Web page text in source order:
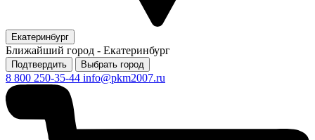
Екатеринбург
Ближайший город - Екатеринбург
Подтвердить Выбрать город
8 800 250-35-44 info@pkm2007.ru